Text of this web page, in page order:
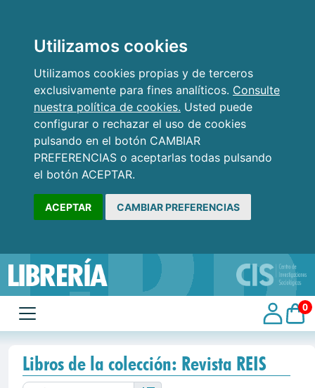
Utilizamos cookies
Utilizamos cookies propias y de terceros
exclusivamente para fines analíticos. Consulte
nuestra política de cookies. Usted puede
configurar o rechazar el uso de cookies
pulsando en el botón CAMBIAR
PREFERENCIAS o aceptarlas todas pulsando
el botón ACEPTAR.
ACEPTAR CAMBIAR PREFERENCIAS
0
Libros de la colección: Revista REIS